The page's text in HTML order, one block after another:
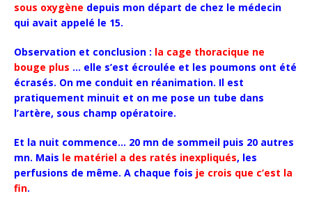
sous oxygène depuis mon départ de chez le médecin
qui avait appelé le 15.
Observation et conclusion : la cage thoracique ne
bouge plus … elle s’est écroulée et les poumons ont été
écrasés. On me conduit en réanimation. Il est
pratiquement minuit et on me pose un tube dans
l’artère, sous champ opératoire.
Et la nuit commence… 20 mn de sommeil puis 20 autres
mn. Mais le matériel a des ratés inexpliqués, les
perfusions de même. A chaque fois je crois que c’est la
fin.